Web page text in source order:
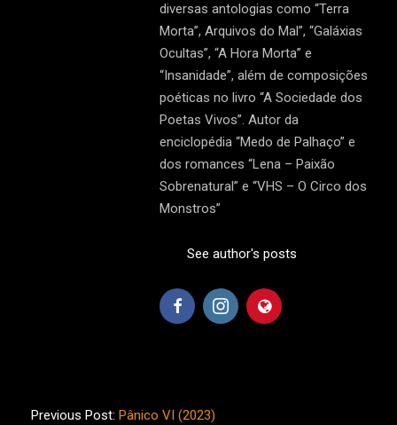
diversas antologias como “Terra
Morta”, Arquivos do Mal”, “Galáxias
Ocultas”, “A Hora Morta” e
“Insanidade”, além de composições
poéticas no livro “A Sociedade dos
Poetas Vivos”. Autor da
enciclopédia “Medo de Palhaço” e
dos romances “Lena – Paixão
Sobrenatural” e “VHS – O Circo dos
Monstros”
See author's posts
03-
Previous Post: Pânico VI (2023)